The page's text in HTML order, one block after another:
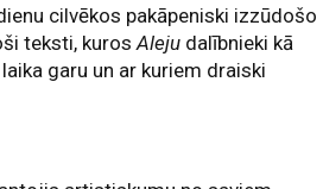
cilvēkos pakāpeniski izzūdošo
teksti, kurosAleju dalībnieki kā
garu un ar kuriem draiski